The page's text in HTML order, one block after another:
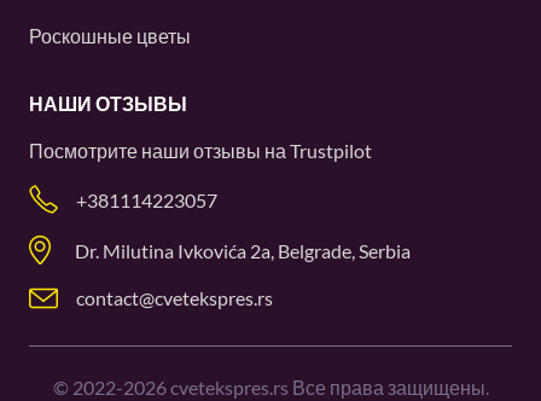
Роскошные цветы
НАШИ ОТЗЫВЫ
Посмотрите наши отзывы на Trustpilot
+381114223057
Dr. Milutina Ivkovića 2a, Belgrade, Serbia
contact@cvetekspres.rs
© 2022-2026cvetekspres.rs Все права защищены.